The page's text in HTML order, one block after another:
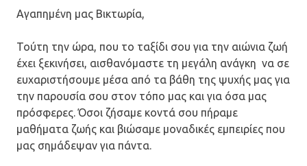
Αγαπημένη μας Βικτωρία,
Τούτη την ώρα, που το ταξίδι σου για την αιώνια ζωή
έχει ξεκινήσει, αισθανόμαστε τη μεγάλη ανάγκη να σε
ευχαριστήσουμε μέσα από τα βάθη της ψυχής μας για
την παρουσία σου στον τόπο μας και για όσα μας
πρόσφερες. Όσοι ζήσαμε κοντά σου πήραμε
μαθήματα ζωής και βιώσαμε μοναδικές εμπειρίες που
μας σημάδεψαν για πάντα.